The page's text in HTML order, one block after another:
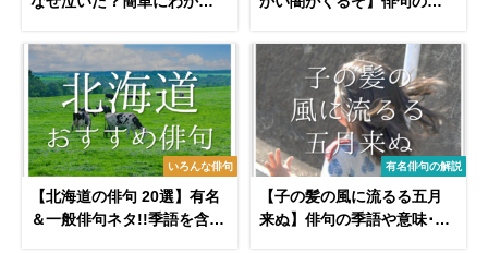
者など徹底解説!!
いろんな俳句
【北海道の俳句 20選】有名
＆一般俳句ネタ!!季語を含む
有名俳句の解説
【子の髪の風に流るる五月
来ぬ】俳句の季語や意味･表